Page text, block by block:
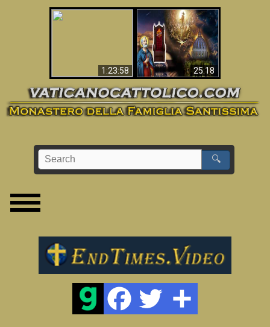
1:23:58 25:18
La Bibbia ha previsto
70 anni senza Papa?
🔍